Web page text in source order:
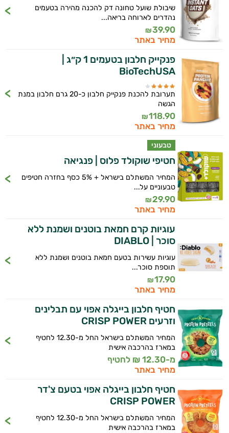
שיבולת שועל טחונה דק להכנה מהירה בטעמים
נהדרים לארוחה בריאה...
39.90
₪
מחיר באתר
פנקייק חלבון בטעמים 1 ק״ג |
BioTechUSA
תערובת להכנת פנקייק חלבון כ-20 גרם חלבון במנת
הגשה
118.90
₪
מחיר באתר
טבעוני
חטיפי שוקולד פלוס | פנגיאה
המחיר המשתלם בישראל + 5% כסף בחזרה חטיפים
טבעוניים על...
29.90
₪
מחיר באתר
עוגיות קרם חמאת בוטנים ושמנת ללא
סוכר | DIABLO
עוגיות עשירות בטעם חמאת בוטנים ושמנת ללא
תוספת סוכר...
17.90
₪
מחיר באתר
חטיף חלבון בייגלה אפוי עם תבלינים
וזרעים CRISP POWER
המחיר המשתלם בישראל החל מ-12.30 לחטיף
במארז בהרכבה אישית
מ-12.30 ₪ לחטיף
מחיר באתר
חטיף חלבון בייגלה אפוי בטעם צ'דר
CRISP POWER
המחיר המשתלם בישראל החל מ-12.30 לחטיף
במארז בהרכבה אישית